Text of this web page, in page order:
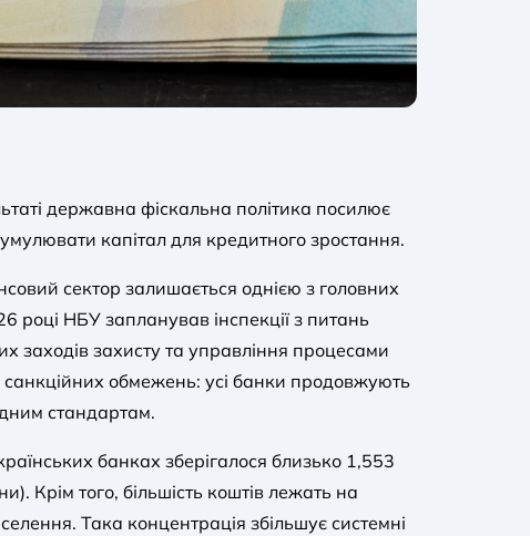
державна фіскальна політика посилює
капітал для кредитного зростання.
сектор залишається однією з головних
році НБУ запланував інспекції з питань
заходів захисту та управління процесами
обмежень: усі банки продовжують
стандартам.
банках зберігалося близько 1,553
Крім того, більшість коштів лежать на
Така концентрація збільшує системні